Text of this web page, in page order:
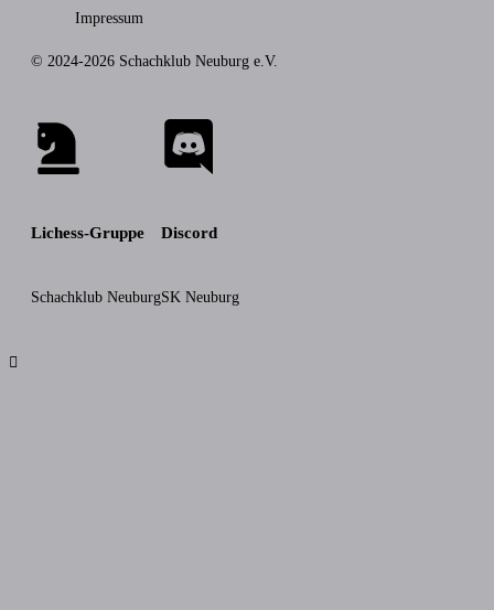
Impressum
© 2024-2026 Schachklub Neuburg e.V.
Lichess-Gruppe
Schachklub Neuburg
Discord
SK Neuburg